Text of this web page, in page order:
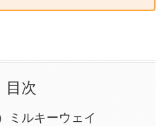
目次
ミルキーウェイ